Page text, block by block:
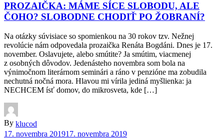
PROZAIČKA: MÁME SÍCE SLOBODU, ALE
ČOHO? SLOBODNE CHODIŤ PO ŽOBRANÍ?
Na otázky súvisiace so spomienkou na 30 rokov tzv. Nežnej
revolúcie nám odpovedala prozaička Renáta Bogdáni. Dnes je 17.
november. Oslavujete, alebo smútite? Ja smútim, viacmenej
z osobných dôvodov. Jedenásteho novembra som bola na
výnimočnom literárnom seminári a ráno v penzióne ma zobudila
nechutná nočná mora. Hlavou mi vírila jediná myšlienka: ja
NECHCEM ísť domov, do mikrosveta, kde […]
By klucod
17. novembra 201917. novembra 2019